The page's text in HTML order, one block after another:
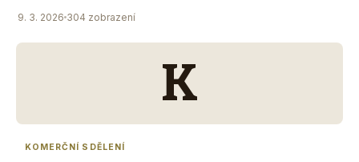
9. 3. 2026 304 zobrazení
K
KOMERČNÍ SDĚLENÍ